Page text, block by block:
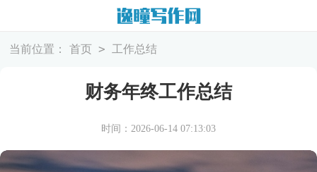
当前位置： 首页 > 工作总结
财务年终工作总结
时间：2026-06-14 07:13:03